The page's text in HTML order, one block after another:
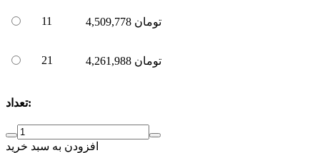
11 4,509,778 تومان
21 4,261,988 تومان
تعداد:
افزودن به سبد خرید